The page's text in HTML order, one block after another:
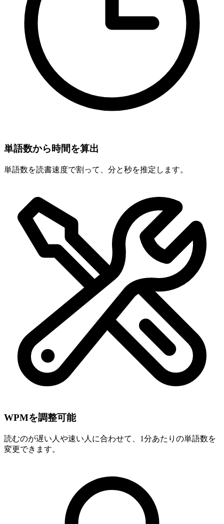
単語数から時間を算出
単語数を読書速度で割って、分と秒を推定します。
WPMを調整可能
読むのが遅い人や速い人に合わせて、1分あたりの単語数を
変更できます。